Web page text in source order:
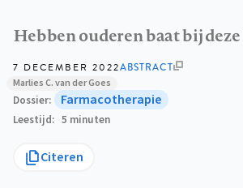
Hebben ouderen baat bij
7 DECEMBER 2022ABSTRACT
Marlies C. van der Goes
Dossier Farmacotherapie
Leestijd 5 minuten
Citeren